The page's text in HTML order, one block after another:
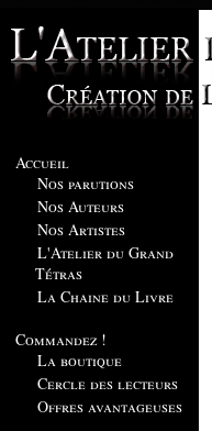
Accueil
Nos parutions
Nos Auteurs
Nos Artistes
L'Atelier du Grand
Tétras
La Chaine du Livre
Commandez !
La boutique
Cercle des lecteurs
Offres avantageuses